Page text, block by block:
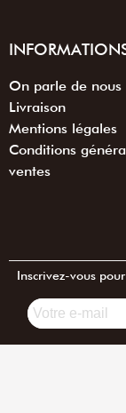
On parle de nous
Livraison
Mentions légales
Conditions
ventes
Inscrivez-vous